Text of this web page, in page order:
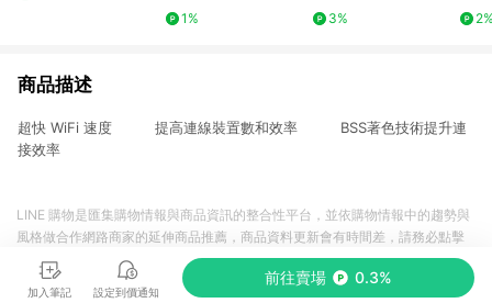
1%
3%
費、
商品描述
超快 WiFi 速度 提高連線裝置數和效率 BSS著色技術提升連
接效率
加入筆記 設定到價通知
前往賣場 0.3%
LINE 購物是匯集購物情報與商品資訊的整合性平台，並依購物情報中的趨勢與
風格做合作網路商家的延伸商品推薦，商品資料更新會有時間差，請務必點擊
商品至各合作網路商家，確認現售價與購物條件，一切資訊以合作廠商網頁為
準。